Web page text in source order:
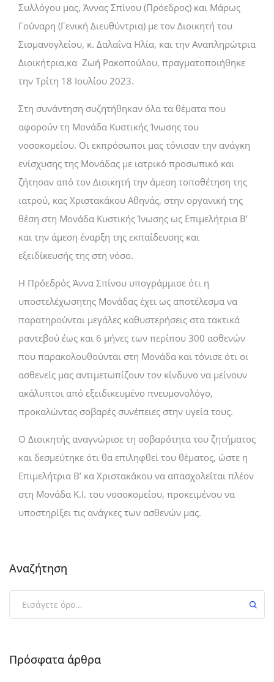
Συλλόγου μας, Άννας Σπίνου (Πρόεδρος) και Μάρως
Γούναρη (Γενική Διευθύντρια) με τον Διοικητή του
Σισμανογλείου, κ. Δαλαΐνα Ηλία, και την Αναπληρώτρια
Διοικήτρια,κα Ζωή Ρακοπούλου, πραγματοποιήθηκε
την Τρίτη 18 Ιουλίου 2023.
Στη συνάντηση συζητήθηκαν όλα τα θέματα που
αφορούν τη Μονάδα Κυστικής Ίνωσης του
νοσοκομείου. Οι εκπρόσωποι μας τόνισαν την ανάγκη
ενίσχυσης της Μονάδας με ιατρικό προσωπικό και
ζήτησαν από τον Διοικητή την άμεση τοποθέτηση της
ιατρού, κας Χριστακάκου Αθηνάς, στην οργανική της
θέση στη Μονάδα Κυστικής Ίνωσης ως Επιμελήτρια Β’
και την άμεση έναρξη της εκπαίδευσης και
εξειδίκευσής της στη νόσο.
Η Πρόεδρός Άννα Σπίνου υπογράμμισε ότι η
υποστελέχωσητης Μονάδας έχει ως αποτέλεσμα να
παρατηρούνται μεγάλες καθυστερήσεις στα τακτικά
ραντεβού έως και 6 μήνες των περίπου 300 ασθενών
που παρακολουθούνται στη Μονάδα και τόνισε ότι οι
ασθενείς μας αντιμετωπίζουν τον κίνδυνο να μείνουν
ακάλυπτοι από εξειδικευμένο πνευμονολόγο,
προκαλώντας σοβαρές συνέπειες στην υγεία τους.
Ο Διοικητής αναγνώρισε τη σοβαρότητα του ζητήματος
και δεσμεύτηκε ότι θα επιληφθεί του θέματος, ώστε η
Επιμελήτρια Β’ κα Χριστακάκου να απασχολείται πλέον
στη Μονάδα Κ.Ι. του νοσοκομείου, προκειμένου να
υποστηρίξει τις ανάγκες των ασθενών μας.
Αναζήτηση
Πρόσφατα άρθρα